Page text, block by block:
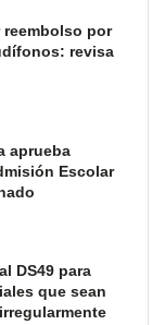
por
revisa
aprueba
Escolar
DS49 para
que sean